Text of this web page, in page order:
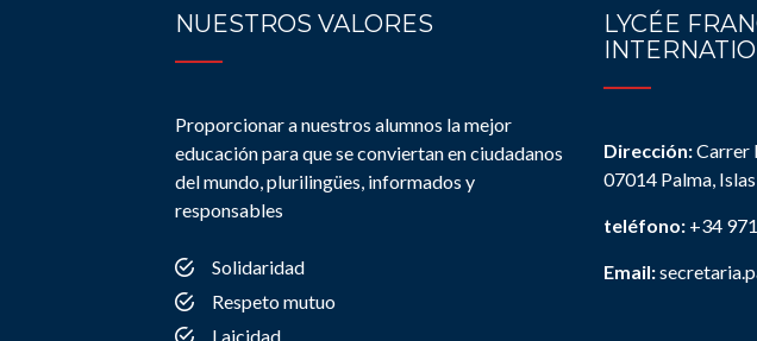
NUESTROS VALORES
Proporcionar a nuestros alumnos la mejor
educación para que se conviertan en ciudadanos
del mundo, plurilingües, informados y
responsables
Solidaridad
Respeto mutuo
Laicidad
LYCÉE
Dirección:Carrer
07014 Palma,
teléfono: +34
Email: